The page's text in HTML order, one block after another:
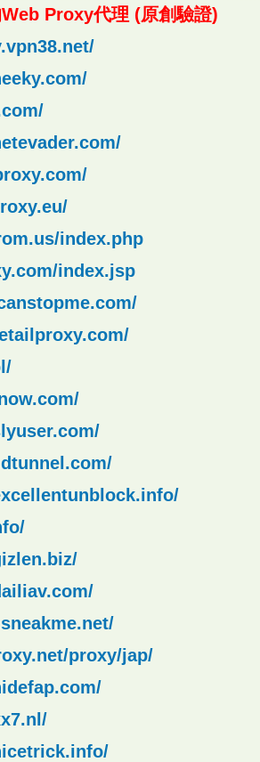
Proxy代理 (原創驗證)
index.php
index.jsp
proxy/jap/